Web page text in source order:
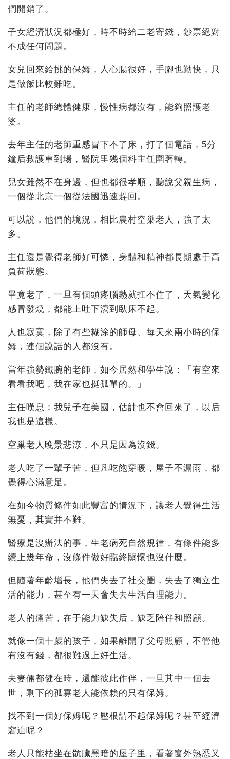
們開銷了。
子女經濟狀況都極好，時不時給二老寄錢，鈔票絕對
不成任何問題。
女兒回來給挑的保姆，人心腸很好，手腳也勤快，只
是做飯比較難吃。
主任的老師總體健康，慢性病都沒有，能夠照護老
婆。
去年主任的老師重感冒下不了床，打了個電話，5分
鐘后救護車到場，醫院里幾個科主任圍著轉。
兒女雖然不在身邊，但也都很孝順，聽說父親生病，
一個從北京一個從法國迅速趕回。
可以說，他們的境況，相比農村空巢老人，強了太
多。
主任還是覺得老師好可憐，身體和精神都長期處于高
負荷狀態。
畢竟老了，一旦有個頭疼腦熱就扛不住了，天氣變化
感冒發燒，都能上吐下瀉到臥床不起。
人也寂寞，除了有些糊涂的師母、每天來兩小時的保
姆，連個說話的人都沒有。
當年強勢鐵腕的老師，如今居然和學生說：「有空來
看看我吧，我在家也挺孤單的。」
主任嘆息：我兒子在美國，估計也不會回來了，以后
我也是這樣。
空巢老人晚景悲涼，不只是因為沒錢。
老人吃了一輩子苦，但凡吃飽穿暖，屋子不漏雨，都
覺得心滿意足。
在如今物質條件如此豐富的情況下，讓老人覺得生活
無憂，其實并不難。
醫療是沒辦法的事，生老病死自然規律，有條件能多
續上幾年命，沒條件做好臨終關懷也沒什麼。
但隨著年齡增長，他們失去了社交圈，失去了獨立生
活的能力，甚至有一天會失去生活自理能力。
老人的痛苦，在于能力缺失后，缺乏陪伴和照顧。
就像一個十歲的孩子，如果離開了父母照顧，不管他
有沒有錢，都很難過上好生活。
夫妻倆都健在時，還能彼此作伴，一旦其中一個去
世，剩下的孤寡老人能依賴的只有保姆。
找不到一個好保姆呢？壓根請不起保姆呢？甚至經濟
窘迫呢？
老人只能枯坐在骯臟黑暗的屋子里，看著窗外熟悉又